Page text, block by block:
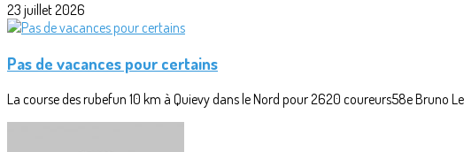
23 juillet 2026
Pas de vacances pour certains
La course des rubefun 10 km à Quievy dans le Nord pour 2620 coureurs58e Bruno